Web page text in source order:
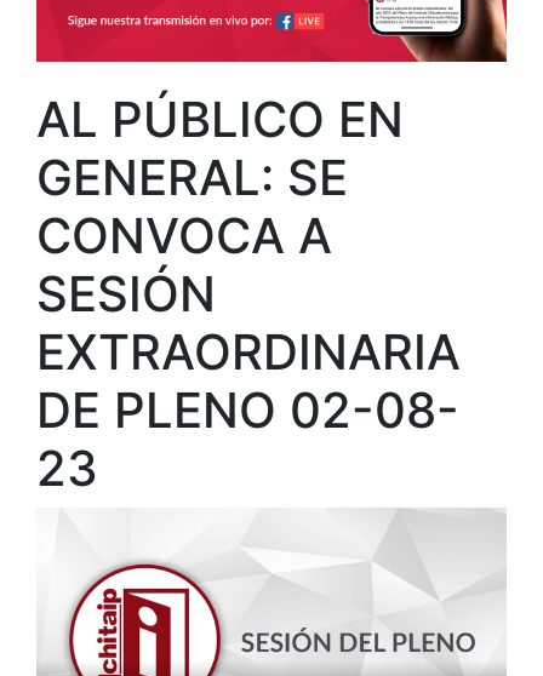
AL PÚBLICO EN
GENERAL: SE
CONVOCA A
SESIÓN
EXTRAORDINARIA
DE PLENO 02-08-
23